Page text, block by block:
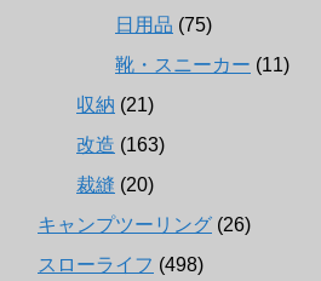
日用品 (75)
靴・スニーカー (11)
収納 (21)
改造 (163)
裁縫 (20)
キャンプツーリング (26)
スローライフ (498)